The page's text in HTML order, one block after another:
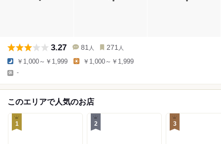
3.27 81 人 271 人
￥1,000～￥1,999 ￥1,000～￥1,999
-
このエリアで人気のお店
1 2 3